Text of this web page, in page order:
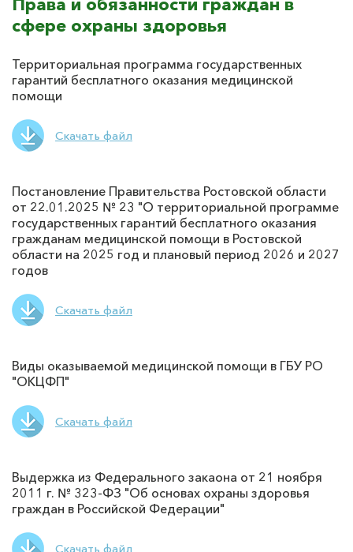
сфере охраны здоровья
Территориальная программа государственных
гарантий бесплатного оказания медицинской
помощи
Скачать файл
Постановление Правительства Ростовской области
от 22.01.2025 № 23 "О территориальной программе
государственных гарантий бесплатного оказания
гражданам медицинской помощи в Ростовской
области на 2025 год и плановый период 2026 и 2027
годов
Скачать файл
Виды оказываемой медицинской помощи в ГБУ РО
"ОКЦФП"
Скачать файл
Выдержка из Федерального закаона от 21 ноября
2011 г. № 323-ФЗ "Об основах охраны здоровья
граждан в Российской Федерации"
Скачать файл